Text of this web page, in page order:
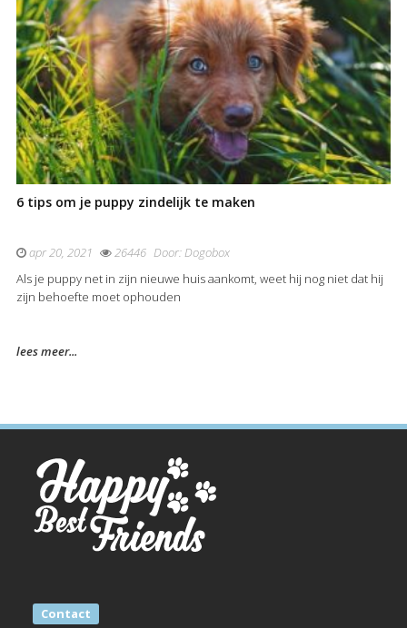
6 tips om je puppy zindelijk te maken
apr 20, 2021 26446 Door:Dogobox
Als je puppy net in zijn nieuwe huis aankomt, weet hij nog niet dat hij
zijn behoefte moet ophouden
lees meer...
Contact